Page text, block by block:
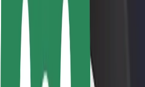
La marque
Ressources
Fonds urbain
Sécurité des passagers